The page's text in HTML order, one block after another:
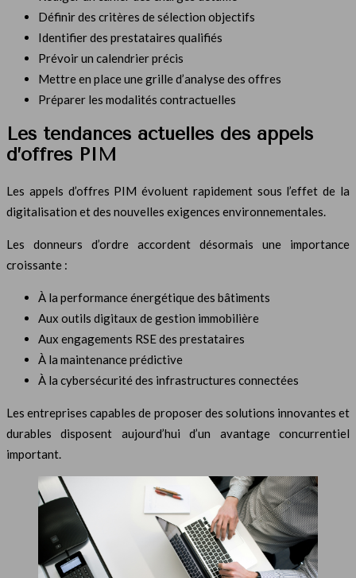
Définir des critères de sélection objectifs
Identifier des prestataires qualifiés
Prévoir un calendrier précis
Mettre en place une grille d’analyse des offres
Préparer les modalités contractuelles
Les tendances actuelles des appels
d’offres PIM
Les appels d’offres PIM évoluent rapidement sous l’effet de la
digitalisation et des nouvelles exigences environnementales.
Les donneurs d’ordre accordent désormais une importance
croissante :
À la performance énergétique des bâtiments
Aux outils digitaux de gestion immobilière
Aux engagements RSE des prestataires
À la maintenance prédictive
À la cybersécurité des infrastructures connectées
Les entreprises capables de proposer des solutions innovantes et
durables disposent aujourd’hui d’un avantage concurrentiel
important.